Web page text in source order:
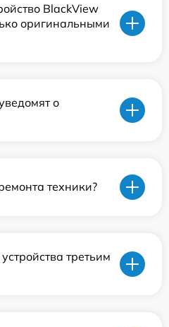
BlackView
оригинальными
о
техники?
третьим